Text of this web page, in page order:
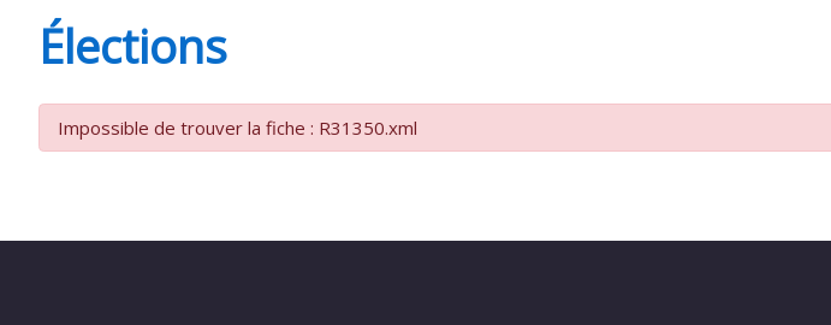
CRÉPIN
Élections
Impossible de trouver la fiche : R31350.xml